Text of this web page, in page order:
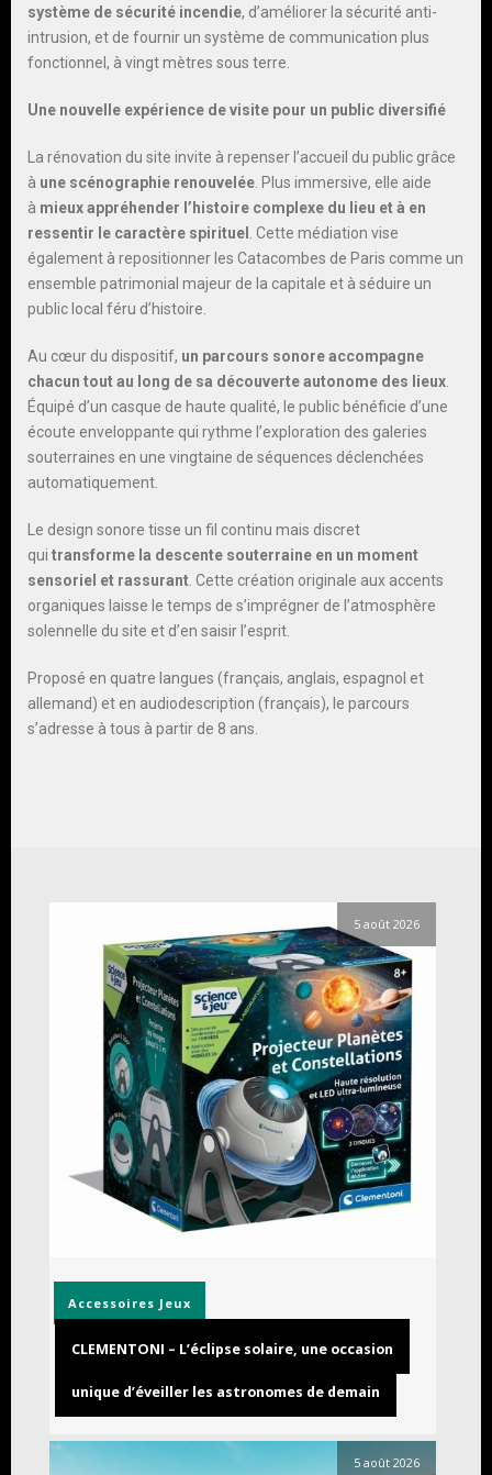
système de sécurité incendie, d’améliorer la sécurité anti-
intrusion, et de fournir un système de communication plus
fonctionnel, à vingt mètres sous terre.
Une nouvelle expérience de visite pour un public diversifié
La rénovation du site invite à repenser l’accueil du public grâce
à une scénographie renouvelée . Plus immersive, elle aide
à mieux appréhender l’histoire complexe du lieu et à en
ressentir le caractère spirituel
. Cette médiation vise
également à repositionner les Catacombes de Paris comme un
ensemble patrimonial majeur de la capitale et à séduire un
public local féru d’histoire.
Au cœur du dispositif, un parcours sonore accompagne
chacun tout au long de sa découverte autonome des lieux
Équipé d’un casque de haute qualité, le public bénéficie d’une
écoute enveloppante qui rythme l’exploration des galeries
souterraines en une vingtaine de séquences déclenchées
automatiquement.
Le design sonore tisse un fil continu mais discret
qui transforme la descente souterraine en un moment
sensoriel et rassurant . Cette création originale aux accents
organiques laisse le temps de s’imprégner de l’atmosphère
solennelle du site et d’en saisir l’esprit.
Proposé en quatre langues (français, anglais, espagnol et
allemand) et en audiodescription (français), le parcours
s’adresse à tous à partir de 8 ans.
5 août 2026
Accessoires Jeux
CLEMENTONI – L’éclipse solaire, une occasion
unique d’éveiller les astronomes de demain
5 août 2026